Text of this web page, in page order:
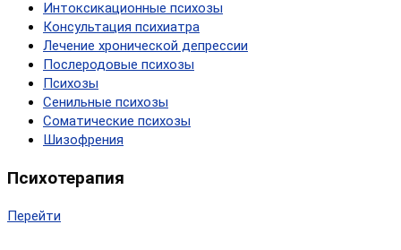
Интоксикационные психозы
Консультация психиатра
Лечение хронической депрессии
Послеродовые психозы
Психозы
Сенильные психозы
Соматические психозы
Шизофрения
Психотерапия
Перейти